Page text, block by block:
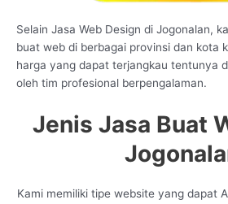
Selain Jasa Web Design di Jogonalan,
buat web di berbagai provinsi dan kota
harga yang dapat terjangkau tentunya
oleh tim profesional berpengalaman.
Jenis Jasa Buat
Kami memiliki tipe website yang dapat